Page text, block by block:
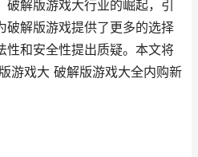
解版游戏大行业的崛起，引
破解版游戏提供了更多的选择
性和安全性提出质疑。本文将
游戏大 破解版游戏大全内购新